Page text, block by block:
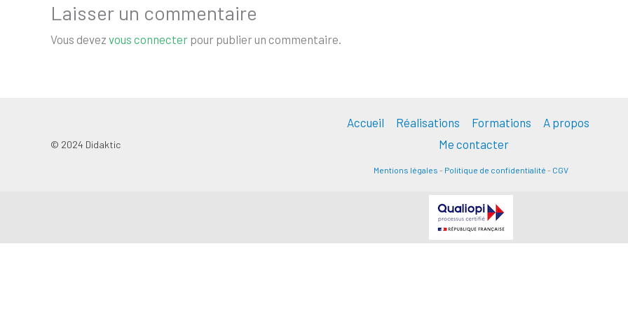
Laisser un commentaire
Vous devez vous connecter pour publier un commentaire.
© 2024 Didaktic
Accueil Réalisations Formations
A propos
Me contacter
Mentions légales - Politique de confidentialité - CGV